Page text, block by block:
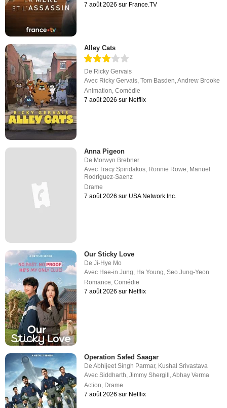
7 août 2026 sur France.TV
Alley Cats
De Ricky Gervais
Avec Ricky Gervais,Tom Basden,Andrew Brooke
Animation,Comédie
7 août 2026 sur Netflix
Anna Pigeon
De Morwyn Brebner
AvecTracy Spiridakos Ronnie Rowe Manuel
Rodriguez-Saenz
Drame
7 août 2026 sur USA Network Inc.
Our Sticky Love
DeJi-Hye Mo
Avec Hae-in Jung, Ha Young,Seo Jung-Yeon
Romance,Comédie
7 août 2026 sur Netflix
Operation Safed Saagar
DeAbhijeet Singh Parmar, Kushal Srivastava
AvecSiddharth,Jimmy Shergill ,Abhay Verma
Action, Drame
7 août 2026 sur Netflix